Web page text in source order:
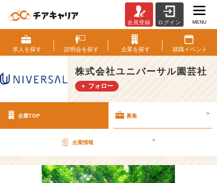
式
会
社
ユ
ニ
バ
園
芸
の
採
用/
会員登録 ログイン MENU
求人を探す 説明会を探す 企業を探す 就職イベント
株式会社ユニバーサル園芸社
＋ フォロー
企業TOP 募集 >
企業情報 >